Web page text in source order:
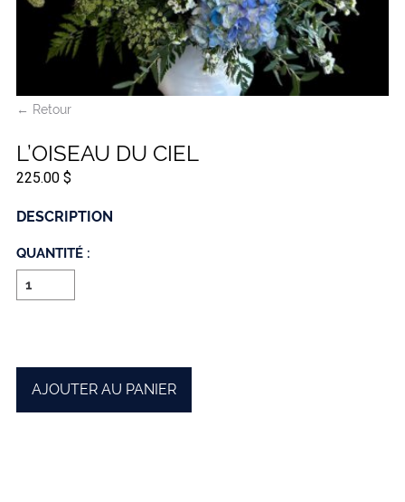
← Retour
L’OISEAU DU CIEL
225.00 $
DESCRIPTION
QUANTITÉ :
AJOUTER AU PANIER